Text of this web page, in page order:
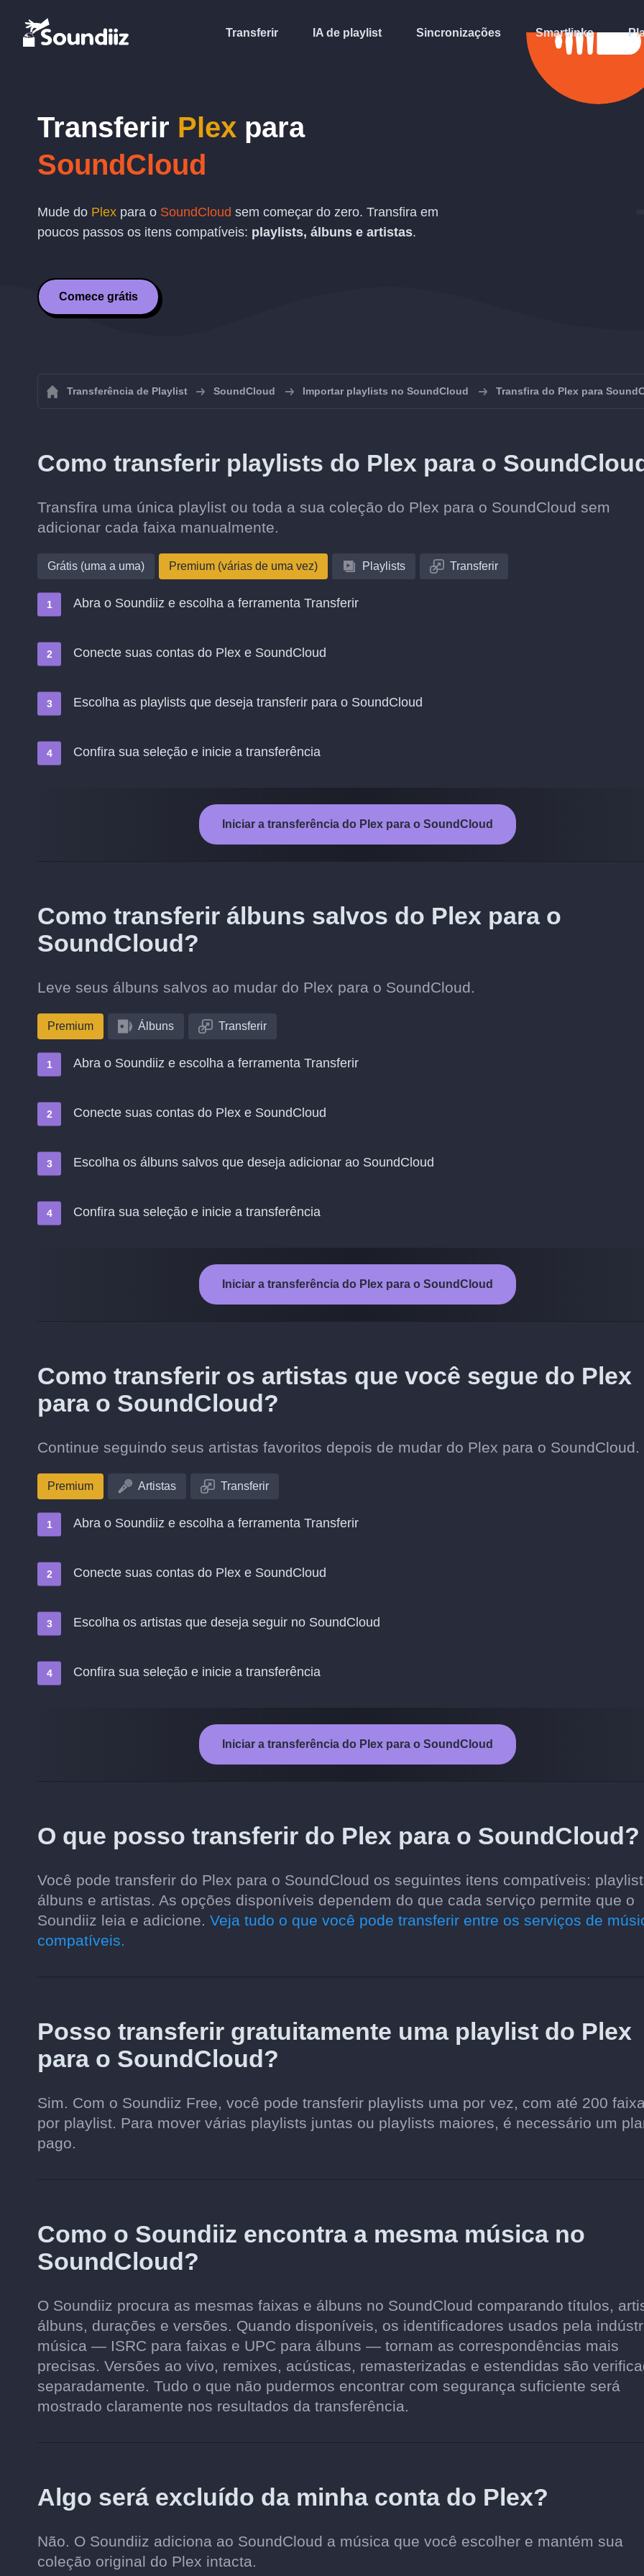
Transferir IA de playlist Sincronizações Smartlinks
Transferir Plex para
SoundCloud
Mude do Plex para o SoundCloud sem começar do zero. Transfira em
poucos passos os itens compatíveis: playlists, álbuns e artistas.
Comece grátis
Transferência de Playlist SoundCloud Importar playlists no SoundCloud Transfira do Plex para
Como transferir playlists do Plex para o
Transfira uma única playlist ou toda a sua coleção do Plex para o SoundCloud sem
adicionar cada faixa manualmente.
Grátis (uma a uma) Premium (várias de uma vez) Playlists Transferir
Abra o Soundiiz e escolha a ferramenta Transferir
Conecte suas contas do Plex e SoundCloud
Escolha as playlists que deseja transferir para o SoundCloud
Confira sua seleção e inicie a transferência
Iniciar a transferência do Plex para o SoundCloud
Como transferir álbuns salvos do Plex para o
SoundCloud?
Leve seus álbuns salvos ao mudar do Plex para o SoundCloud.
Premium Álbuns Transferir
Abra o Soundiiz e escolha a ferramenta Transferir
Conecte suas contas do Plex e SoundCloud
Escolha os álbuns salvos que deseja adicionar ao SoundCloud
Confira sua seleção e inicie a transferência
Iniciar a transferência do Plex para o SoundCloud
Como transferir os artistas que você segue do Plex
para o SoundCloud?
Continue seguindo seus artistas favoritos depois de mudar do Plex para o SoundCloud.
Premium Artistas Transferir
Abra o Soundiiz e escolha a ferramenta Transferir
Conecte suas contas do Plex e SoundCloud
Escolha os artistas que deseja seguir no SoundCloud
Confira sua seleção e inicie a transferência
Iniciar a transferência do Plex para o SoundCloud
O que posso transferir do Plex para o SoundCloud?
Você pode transferir do Plex para o SoundCloud os seguintes itens compatíveis:
álbuns e artistas. As opções disponíveis dependem do que cada serviço permite que o
Soundiiz leia e adicione. Veja tudo o que você pode transferir entre os serviços de
compatíveis.
Posso transferir gratuitamente uma playlist do Plex
para o SoundCloud?
Sim. Com o Soundiiz Free, você pode transferir playlists uma por vez, com até 200
por playlist. Para mover várias playlists juntas ou playlists maiores, é necessário um
pago.
Como o Soundiiz encontra a mesma música no
SoundCloud?
O Soundiiz procura as mesmas faixas e álbuns no SoundCloud comparando títulos,
álbuns, durações e versões. Quando disponíveis, os identificadores usados pela
música — ISRC para faixas e UPC para álbuns — tornam as correspondências mais
precisas. Versões ao vivo, remixes, acústicas, remasterizadas e estendidas são
separadamente. Tudo o que não pudermos encontrar com segurança suficiente será
mostrado claramente nos resultados da transferência.
Algo será excluído da minha conta do Plex?
Não. O Soundiiz adiciona ao SoundCloud a música que você escolher e mantém sua
coleção original do Plex intacta.